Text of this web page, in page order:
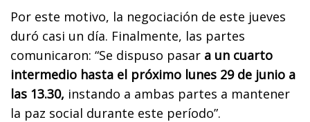
Por este motivo, la negociación de este jueves
duró casi un día. Finalmente, las partes
comunicaron: “Se dispuso pasar a un cuarto
intermedio hasta el próximo lunes 29 de junio a
las 13.30, instando a ambas partes a mantener
la paz social durante este período”.